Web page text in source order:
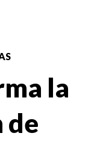
la
de